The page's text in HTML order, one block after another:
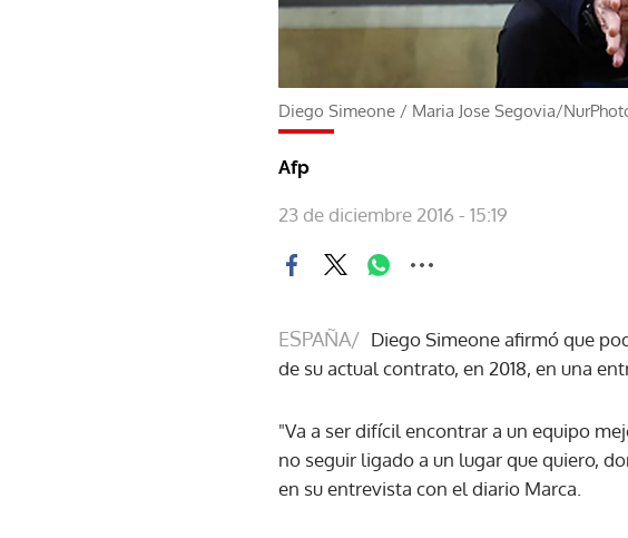
Diego Simeone / Maria Jose Segovia/
Afp
23 de diciembre 2016 - 15:19
ESPAÑA/ Diego Simeone afirmó que
de su actual contrato, en 2018, en una
"Va a ser difícil encontrar a un equipo
no seguir ligado a un lugar que quiero,
en su entrevista con el diario Marca.